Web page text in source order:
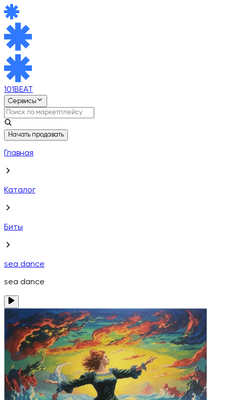
101BEAT
Сервисы
Начать продавать
Главная
Каталог
Биты
sea dance
sea dance